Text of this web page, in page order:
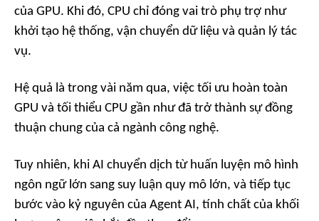
của GPU. Khi đó, CPU chỉ đóng vai trò phụ trợ như
khởi tạo hệ thống, vận chuyển dữ liệu và quản lý tác
vụ.
Hệ quả là trong vài năm qua, việc tối ưu hoàn toàn
GPU và tối thiểu CPU gần như đã trở thành sự đồng
thuận chung của cả ngành công nghệ.
Tuy nhiên, khi AI chuyển dịch từ huấn luyện mô hình
ngôn ngữ lớn sang suy luận quy mô lớn, và tiếp tục
bước vào kỷ nguyên của Agent AI, tính chất của khối